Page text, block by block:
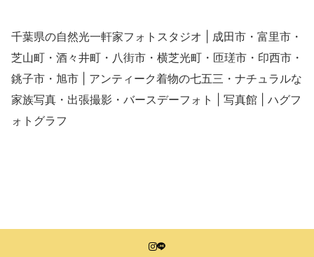
千葉県の自然光一軒家フォトスタジオ | 成田市・富里市・
芝山町・酒々井町・八街市・横芝光町・匝瑳市・印西市・
銚子市・旭市 | アンティーク着物の七五三・ナチュラルな
家族写真・出張撮影・バースデーフォト | 写真館 | ハグフ
ォトグラフ